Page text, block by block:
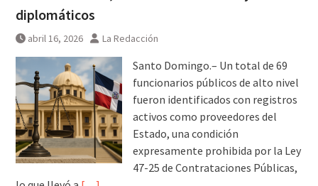
diplomáticos
abril 16, 2026 La Redacción
Santo Domingo.– Un total de 69
funcionarios públicos de alto nivel
fueron identificados con registros
activos como proveedores del
Estado, una condición
expresamente prohibida por la Ley
47-25 de Contrataciones Públicas,